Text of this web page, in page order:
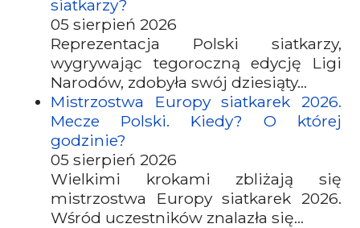
siatkarzy?
05 sierpień 2026
Reprezentacja Polski siatkarzy,
wygrywając tegoroczną edycję Ligi
Narodów, zdobyła swój dziesiąty...
Mistrzostwa Europy siatkarek 2026.
Mecze Polski. Kiedy? O której
godzinie?
05 sierpień 2026
Wielkimi krokami zbliżają się
mistrzostwa Europy siatkarek 2026.
Wśród uczestników znalazła się...